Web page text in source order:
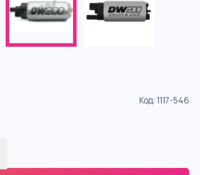
Код:1117-546